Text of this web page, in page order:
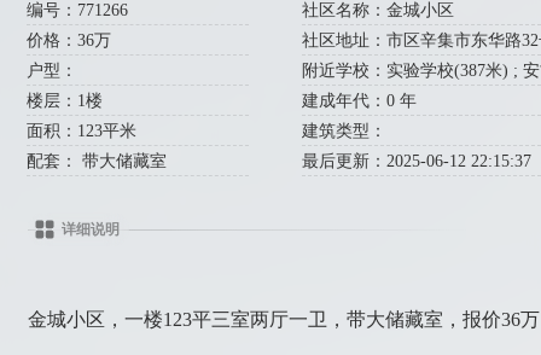
编号：771266
价格：36万
户型：
楼层：1楼
面积：123平米
配套： 带大储藏室
社区名称：金城小区
社区地址：市区辛集市东华路
附近学校：实验学校(387米) ;
建成年代：0 年
建筑类型：
最后更新：2025-06-12 22:15:37
详细说明
金城小区，一楼123平三室两厅一卫，带大储藏室，报价36